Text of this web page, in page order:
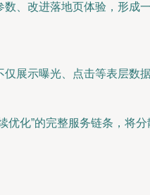
、改进落地页体验，形成
展示曝光、点击等表层数
化”的完整服务链条，将